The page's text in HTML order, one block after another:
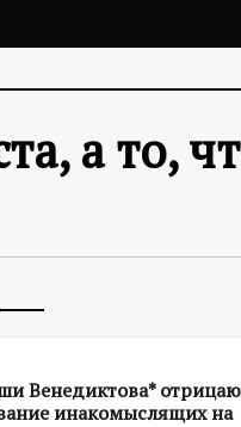
а то,
Венедиктова*
инакомыслящих на